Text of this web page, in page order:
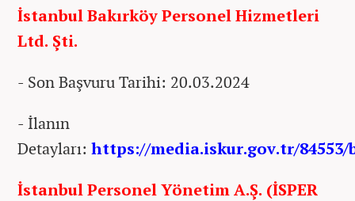
İstanbul Bakırköy Personel Hizmetleri
Ltd. Şti.
- Son Başvuru Tarihi: 20.03.2024
- İlanın
Detayları: https://media.iskur.gov.tr/84553/
İstanbul Personel Yönetim A.Ş. (İSPER